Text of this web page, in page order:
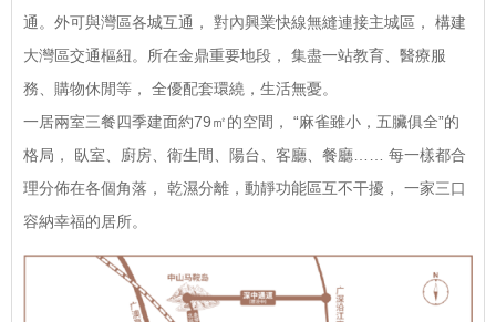
通。外可與灣區各城互通， 對內興業快線無縫連接主城區， 構建
大灣區交通樞紐。所在金鼎重要地段， 集盡一站教育、醫療服
務、購物休閒等， 全優配套環繞，生活無憂。
一居兩室三餐四季建面約79㎡的空間， “麻雀雖小，五臟俱全”的
格局， 臥室、廚房、衛生間、陽台、客廳、餐廳…… 每一樣都合
理分佈在各個角落， 乾濕分離，動靜功能區互不干擾， 一家三口
容納幸福的居所。